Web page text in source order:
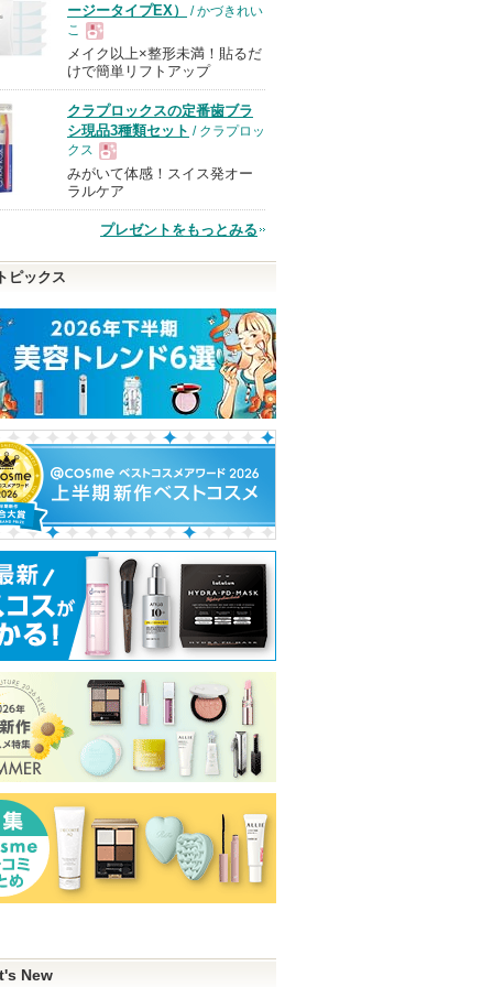
ージータイプEX）
/ かづきれい
こ
現
品
メイク以上×整形未満！貼るだ
けで簡単リフトアップ
クラプロックスの定番歯ブラ
シ現品3種類セット / クラプロッ
クス
現
品
みがいて体感！スイス発オー
ラルケア
プレゼントをもっとみる
ピックス
New